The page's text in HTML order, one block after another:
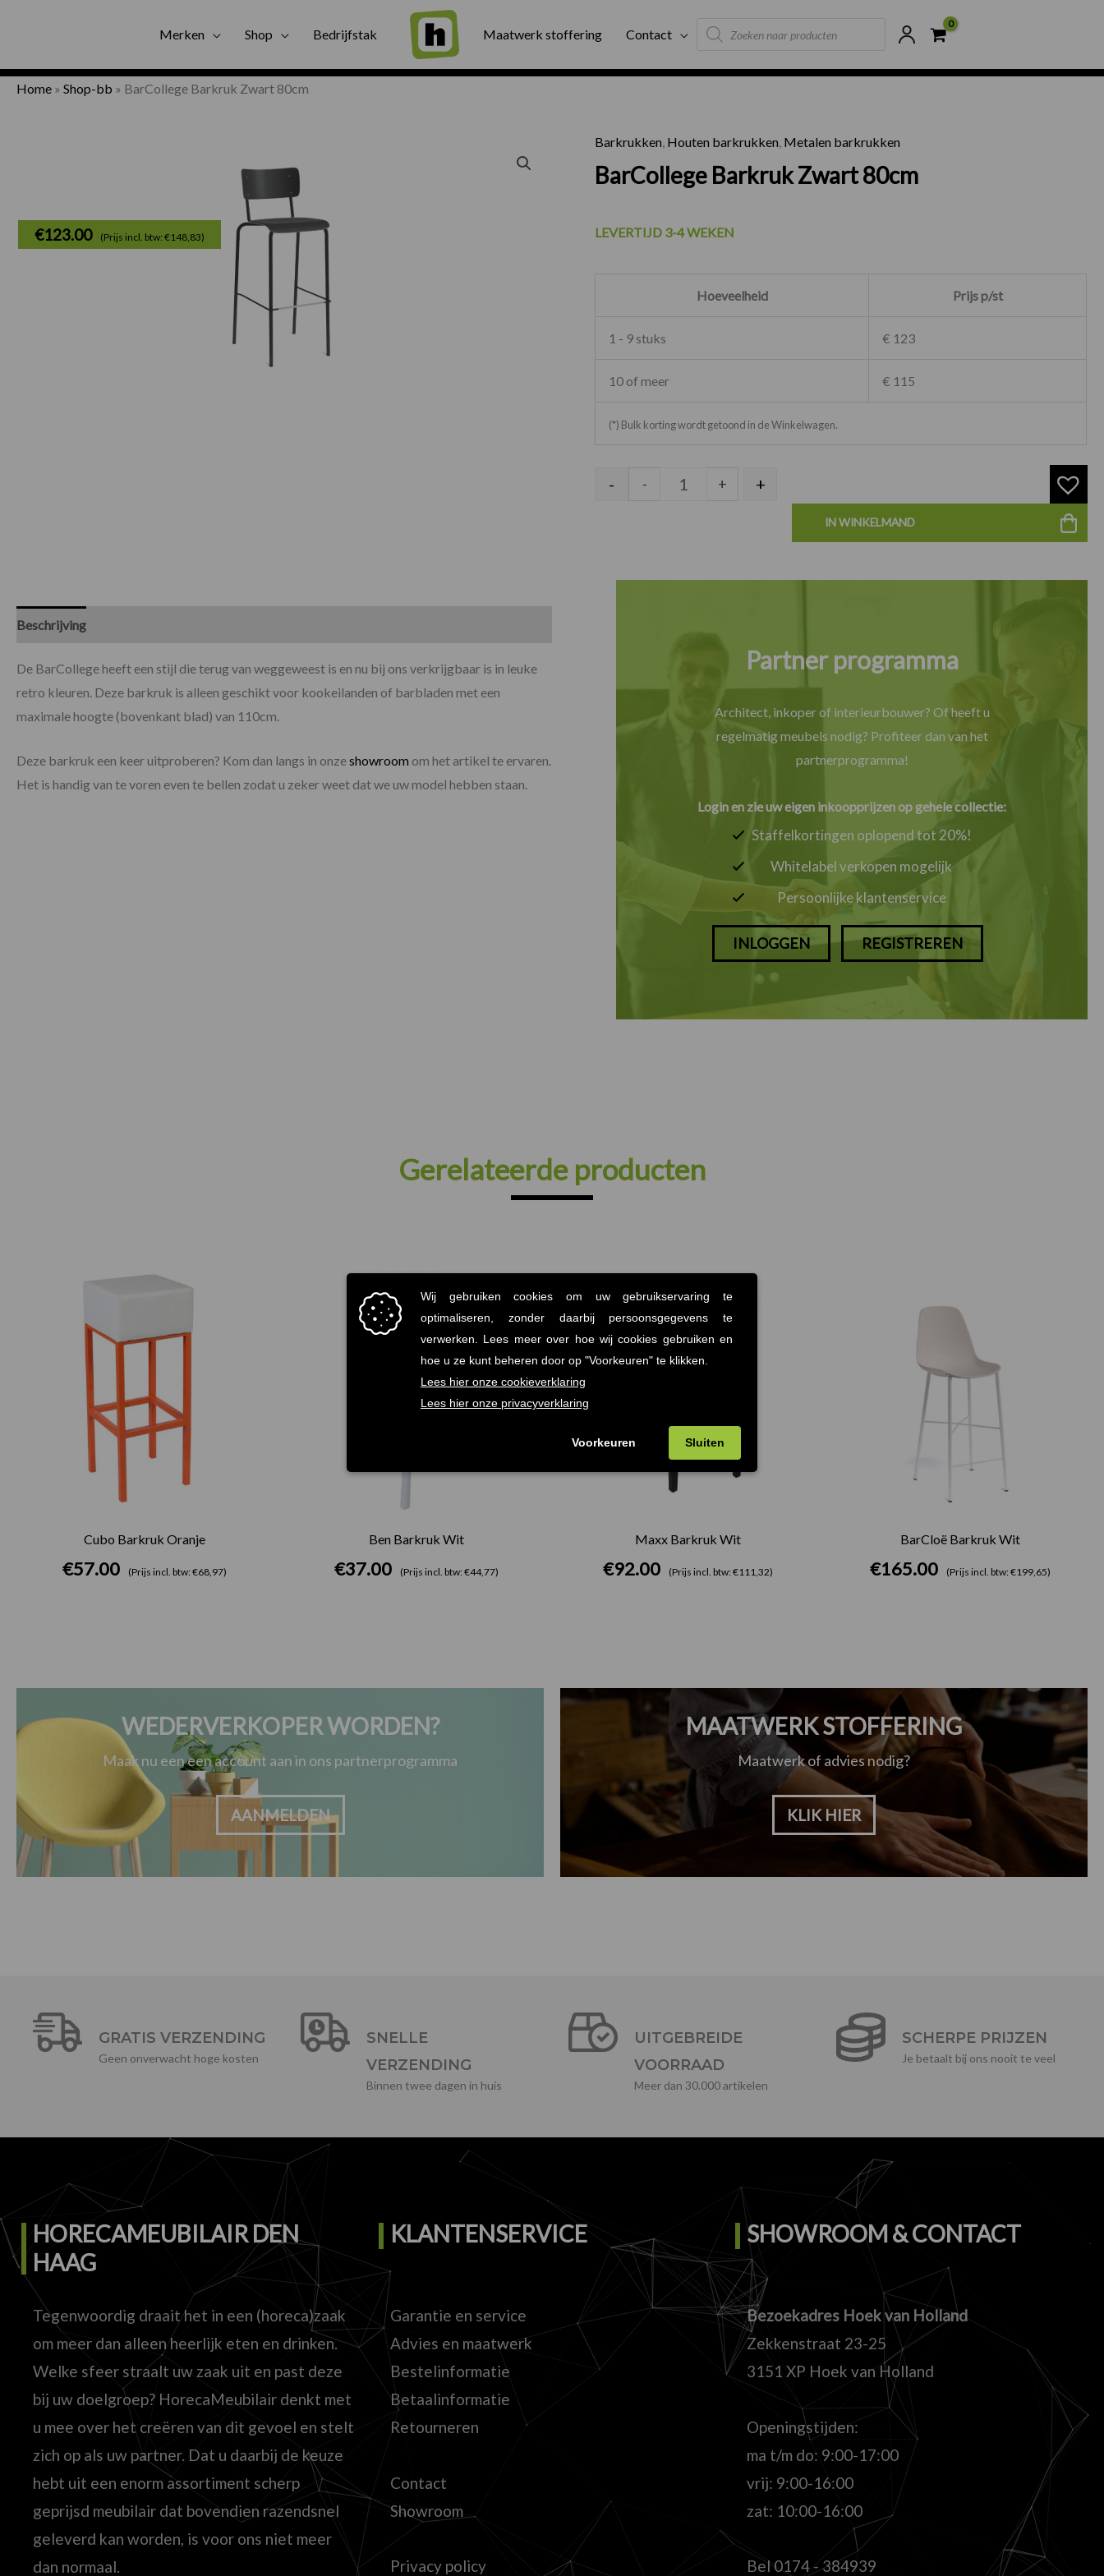
Merken Shop Bedrijfstak Maatwerk stoffering Contact
Products
search
Gratis bezorging Binnen twee werkdagen geleverd Externe voorraad Scherpste prijzen van NL
Home » Shop-bb » BarCollege Barkruk Zwart 80cm
Barkrukken, Houten barkrukken, Metalen barkrukken
BarCollege Barkruk Zwart 80cm
€123.00 (Prijs incl. btw: €148,83) LEVERTIJD 3-4 WEKEN
Hoeveelheid Prijs p/st
1 - 9 stuks € 123
10 of meer € 115
(*) Bulk korting wordt getoond in de Winkelwagen.
BarCollege Barkruk Zwart 80cm aantal
- - + +
IN WINKELMAND
Beschrijving
De BarCollege heeft een stijl die terug van weggeweest is en nu bij ons verkrijgbaar is in leuke
retro kleuren. Deze barkruk is alleen geschikt voor kookeilanden of barbladen met een
maximale hoogte (bovenkant blad) van 110cm.
Deze barkruk een keer uitproberen? Kom dan langs in onzeshowroom om het artikel te ervaren.
Het is handig van te voren even te bellen zodat u zeker weet dat we uw model hebben staan.
Partner programma
Architect, inkoper of interieurbouwer? Of heeft u
regelmatig meubels nodig? Profiteer dan van het
partnerprogramma!
Login en zie uw eigen inkoopprijzen op gehele collectie:
Staffelkortingen oplopend tot 20%!
Whitelabel verkopen mogelijk
Persoonlijke klantenservice
INLOGGEN REGISTREREN
Gerelateerde producten
Cubo Barkruk Oranje
€57.00 (Prijs incl. btw: €68,97)
Ben Barkruk Wit
€37.00 (Prijs incl. btw: €44,77)
Maxx Barkruk Wit
€92.00 (Prijs incl. btw: €111,32)
BarCloë Barkruk Wit
€165.00 (Prijs incl. btw: €199,65)
WEDERVERKOPER WORDEN?
Maak nu een een account aan in ons partnerprogramma
AANMELDEN
MAATWERK STOFFERING
Maatwerk of advies nodig?
KLIK HIER
GRATIS VERZENDING
Geen onverwacht hoge kosten
SNELLE
VERZENDING
Binnen twee dagen in huis
UITGEBREIDE
VOORRAAD
Meer dan 30.000 artikelen
SCHERPE PRIJZEN
Je betaalt bij ons nooit te veel
HORECAMEUBILAIR DEN
HAAG
Tegenwoordig draait het in een (horeca)zaak
om meer dan alleen heerlijk eten en drinken.
Welke sfeer straalt uw zaak uit en past deze
bij uw doelgroep? HorecaMeubilair denkt met
u mee over het creëren van dit gevoel en stelt
zich op als uw partner. Dat u daarbij de keuze
hebt uit een enorm assortiment scherp
geprijsd meubilair dat bovendien razendsnel
geleverd kan worden, is voor ons niet meer
dan normaal.
KLANTENSERVICE
Garantie en service
Advies en maatwerk
Bestelinformatie
Betaalinformatie
Retourneren
Contact
Showroom
Privacy policy
SHOWROOM & CONTACT
Bezoekadres Hoek van Holland
Zekkenstraat 23-25
3151 XP Hoek van Holland
Openingstijden:
ma t/m do: 9:00-17:00
vrij: 9:00-16:00
zat: 10:00-16:00
Bel0174 - 384939